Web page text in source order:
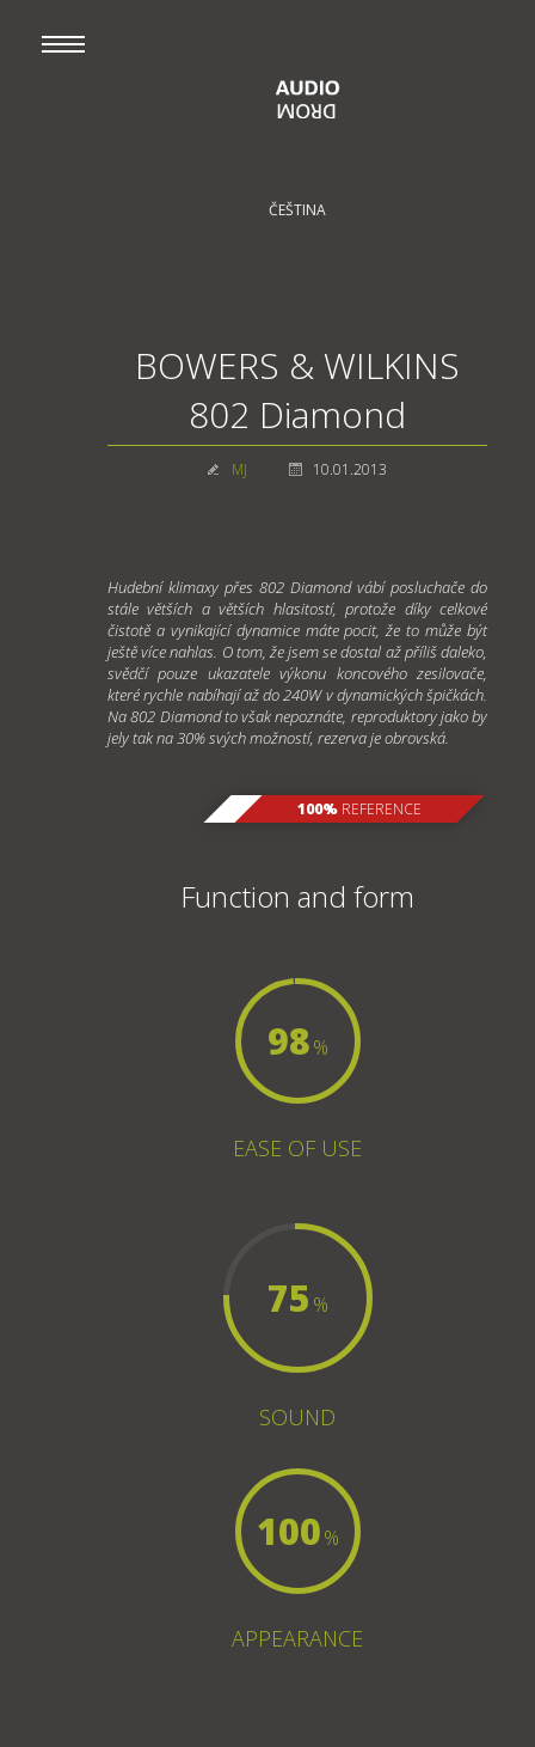
ČEŠTINA
BOWERS & WILKINS
802 Diamond
MJ 10.01.2013
Hudební klimaxy přes 802 Diamond vábí posluchače do
stále větších a větších hlasitostí, protože díky celkové
čistotě a vynikající dynamice máte pocit, že to může být
ještě více nahlas. O tom, že jsem se dostal až příliš daleko,
svědčí pouze ukazatele výkonu koncového zesilovače,
které rychle nabíhají až do 240W v dynamických špičkách.
Na 802 Diamond to však nepoznáte, reproduktory jako by
jely tak na 30% svých možností, rezerva je obrovská.
100% REFERENCE
Function and form
98%
EASE OF USE
75 %
SOUND
100%
APPEARANCE